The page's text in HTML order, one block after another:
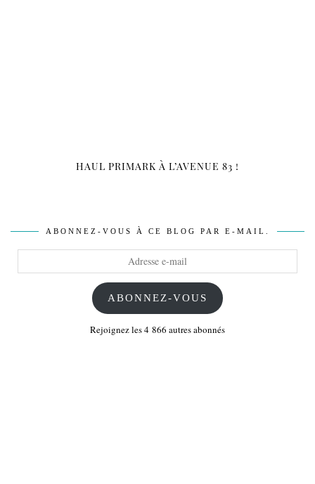
HAUL PRIMARK À L’AVENUE 83 !
ABONNEZ-VOUS À CE BLOG PAR E-MAIL.
ABONNEZ-VOUS
Rejoignez les 4 866 autres abonnés